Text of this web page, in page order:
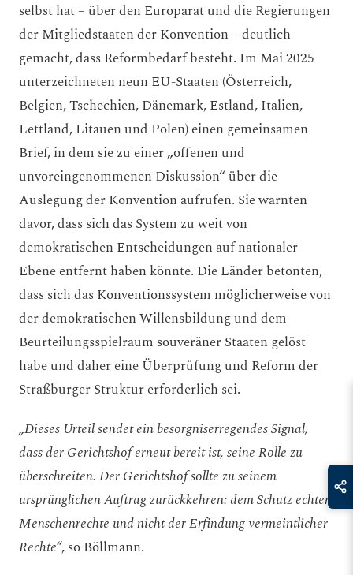
selbst hat – über den Europarat und die Regierungen
der Mitgliedstaaten der Konvention – deutlich
gemacht, dass Reformbedarf besteht. Im Mai 2025
unterzeichneten neun EU-Staaten (Österreich,
Belgien, Tschechien, Dänemark, Estland, Italien,
Lettland, Litauen und Polen) einen gemeinsamen
Brief, in dem sie zu einer „offenen und
unvoreingenommenen Diskussion“ über die
Auslegung der Konvention aufrufen. Sie warnten
davor, dass sich das System zu weit von
demokratischen Entscheidungen auf nationaler
Ebene entfernt haben könnte. Die Länder betonten,
dass sich das Konventionssystem möglicherweise von
der demokratischen Willensbildung und dem
Beurteilungsspielraum souveräner Staaten gelöst
habe und daher eine Überprüfung und Reform der
Straßburger Struktur erforderlich sei.
„Dieses Urteil sendet ein besorgniserregendes Signal,
dass der Gerichtshof erneut bereit ist, seine Rolle zu
überschreiten. Der Gerichtshof sollte zu seinem
ursprünglichen Auftrag zurückkehren: dem Schutz echter
Menschenrechte und nicht der Erfindung vermeintlicher
Rechte“, so Böllmann.